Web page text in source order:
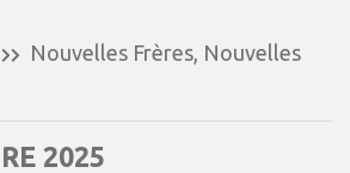
Nouvelles Frères Nouvelles
2025